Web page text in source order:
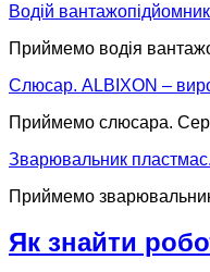
Водій
Приймемо водія
Слюсар. ALBIXON –
Приймемо слюсара.
Зварювальник
Приймемо
Як знайти